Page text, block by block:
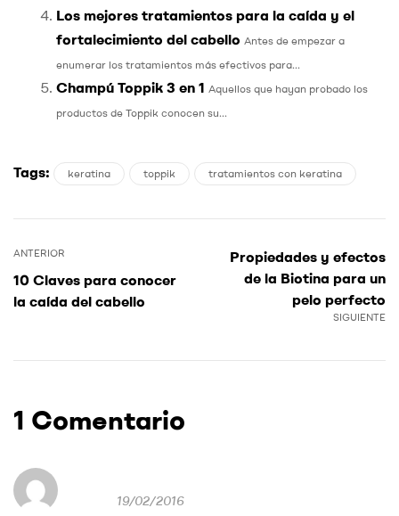
Los mejores tratamientos para la caída y el
fortalecimiento del cabello Antes de empezar a
enumerar los tratamientos más efectivos para...
Champú Toppik 3 en 1 Aquellos que hayan probado los
productos de Toppik conocen su...
Tags: keratina toppik tratamientos con keratina
ANTERIOR
10 Claves para conocer
la caída del cabello
SIGUIENTE
Propiedades y efectos
de la Biotina para un
pelo perfecto
1 Comentario
19/02/2016